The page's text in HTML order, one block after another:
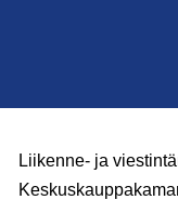
Liikenne- ja